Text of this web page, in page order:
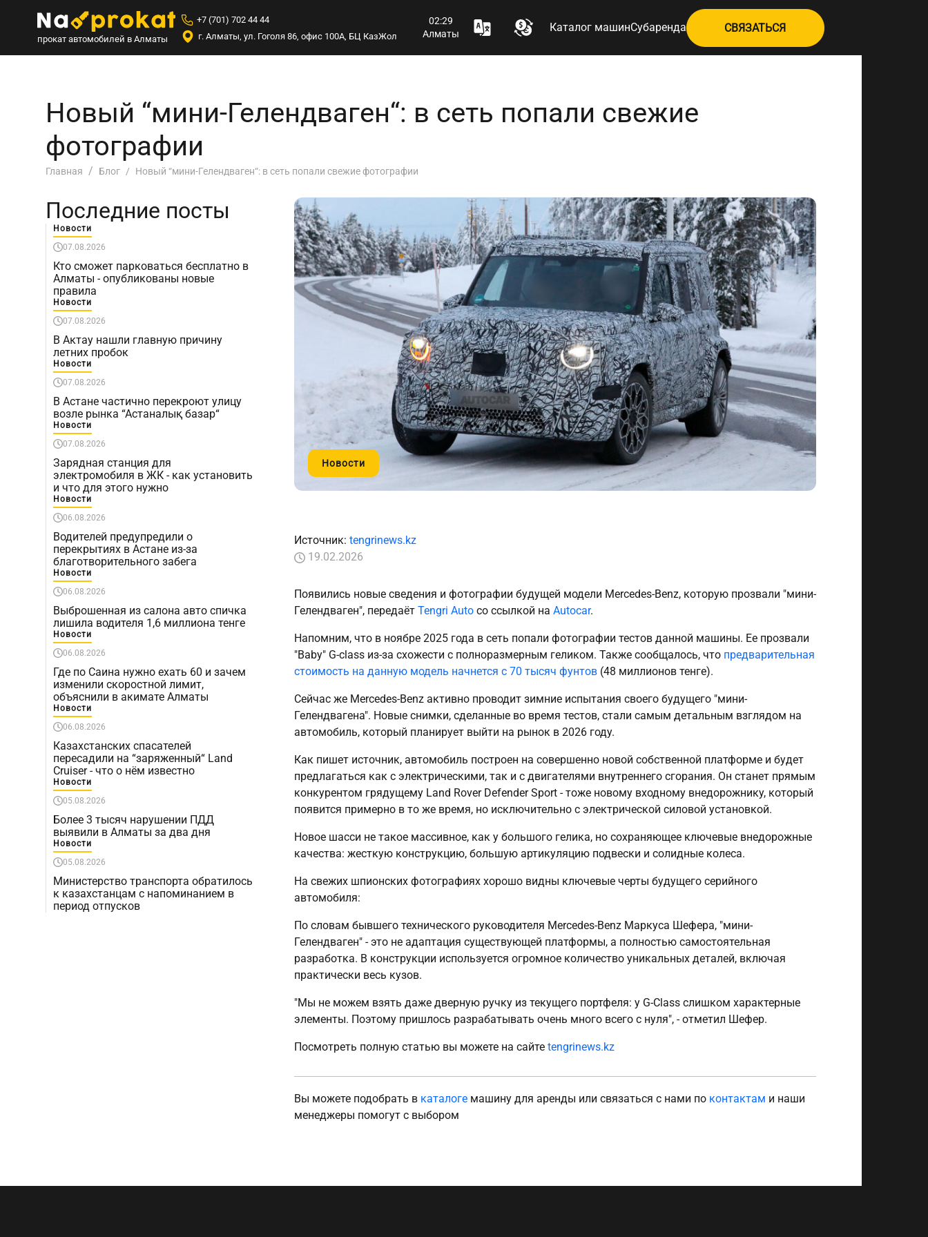
прокат автомобилей в Алматы
+7 (701) 702 44 44
г. Алматы, ул. Гоголя 86, офис 100А, БЦ КазЖол
02:29
Алматы
Каталог машинСубаренда СВЯЗАТЬСЯ
Новый “мини-Гелендваген“: в сеть попали свежие
фотографии
Главная Блог Новый “мини-Гелендваген“: в сеть попали свежие фотографии
Последние посты
Новости
07.08.2026
Кто сможет парковаться бесплатно в
Алматы - опубликованы новые
правила
Новости
07.08.2026
В Актау нашли главную причину
летних пробок
Новости
07.08.2026
В Астане частично перекроют улицу
возле рынка “Астаналық базар“
Новости
07.08.2026
Зарядная станция для
электромобиля в ЖК - как установить
и что для этого нужно
Новости
06.08.2026
Водителей предупредили о
перекрытиях в Астане из-за
благотворительного забега
Новости
06.08.2026
Выброшенная из салона авто спичка
лишила водителя 1,6 миллиона тенге
Новости
06.08.2026
Где по Саина нужно ехать 60 и зачем
изменили скоростной лимит,
объяснили в акимате Алматы
Новости
06.08.2026
Казахстанских спасателей
пересадили на “заряженный“ Land
Cruiser - что о нём известно
Новости
05.08.2026
Более 3 тысяч нарушении ПДД
выявили в Алматы за два дня
Новости
05.08.2026
Министерство транспорта обратилось
к казахстанцам с напоминанием в
период отпусков
Новости
Источник: tengrinews.kz
19.02.2026
Появились новые сведения и фотографии будущей модели Mercedes-Benz, которую прозвали "мини-
Гелендваген", передаёт Tengri Auto со ссылкой на Autocar.
Напомним, что в ноябре 2025 года в сеть попали фотографии тестов данной машины. Ее прозвали
"Baby" G-class из-за схожести с полноразмерным геликом. Также сообщалось, что предварительная
стоимость на данную модель начнется с 70 тысяч фунтов (48 миллионов тенге).
Сейчас же Mercedes-Benz активно проводит зимние испытания своего будущего "мини-
Гелендвагена". Новые снимки, сделанные во время тестов, стали самым детальным взглядом на
автомобиль, который планирует выйти на рынок в 2026 году.
Как пишет источник, автомобиль построен на совершенно новой собственной платформе и будет
предлагаться как с электрическими, так и с двигателями внутреннего сгорания. Он станет прямым
конкурентом грядущему Land Rover Defender Sport - тоже новому входному внедорожнику, который
появится примерно в то же время, но исключительно с электрической силовой установкой.
Новое шасси не такое массивное, как у большого гелика, но сохраняющее ключевые внедорожные
качества: жесткую конструкцию, большую артикуляцию подвески и солидные колеса.
На свежих шпионских фотографиях хорошо видны ключевые черты будущего серийного
автомобиля:
По словам бывшего технического руководителя Mercedes-Benz Маркуса Шефера, "мини-
Гелендваген" - это не адаптация существующей платформы, а полностью самостоятельная
разработка. В конструкции используется огромное количество уникальных деталей, включая
практически весь кузов.
"Мы не можем взять даже дверную ручку из текущего портфеля: у G-Class слишком характерные
элементы. Поэтому пришлось разрабатывать очень много всего с нуля", - отметил Шефер.
Посмотреть полную статью вы можете на сайте tengrinews.kz
Вы можете подобрать в каталоге машину для аренды или связаться с нами по контактам и наши
менеджеры помогут с выбором